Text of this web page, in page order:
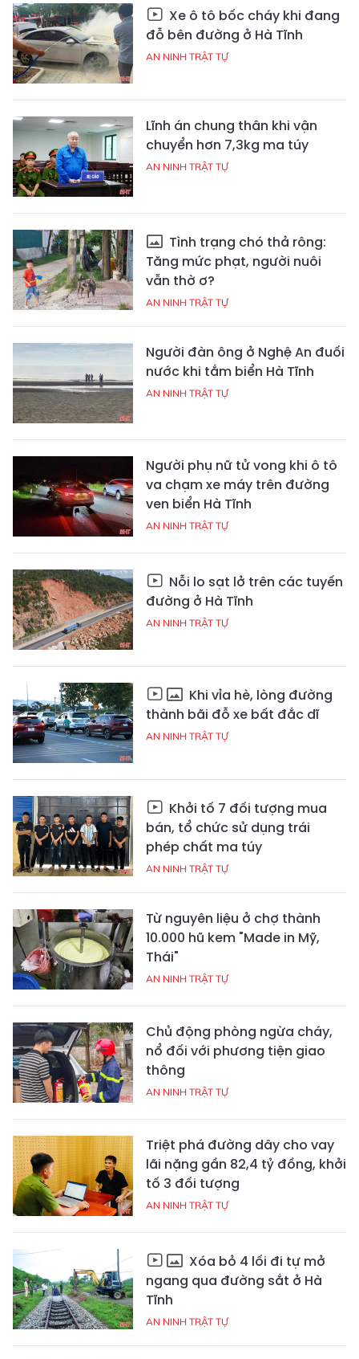
Xe ô tô bốc cháy khi đang
đỗ bên đường ở Hà Tĩnh
AN NINH TRẬT TỰ
Lĩnh án chung thân khi vận
chuyển hơn 7,3kg ma túy
AN NINH TRẬT TỰ
Tình trạng chó thả rông:
Tăng mức phạt, người nuôi
vẫn thờ ơ?
AN NINH TRẬT TỰ
Người đàn ông ở Nghệ An đuối
nước khi tắm biển Hà Tĩnh
AN NINH TRẬT TỰ
Người phụ nữ tử vong khi ô tô
va chạm xe máy trên đường
ven biển Hà Tĩnh
AN NINH TRẬT TỰ
Nỗi lo sạt lở trên các tuyến
đường ở Hà Tĩnh
AN NINH TRẬT TỰ
Khi vỉa hè, lòng đường
thành bãi đỗ xe bất đắc dĩ
AN NINH TRẬT TỰ
Khởi tố 7 đối tượng mua
bán, tổ chức sử dụng trái
phép chất ma túy
AN NINH TRẬT TỰ
Từ nguyên liệu ở chợ thành
10.000 hũ kem "Made in Mỹ,
Thái"
AN NINH TRẬT TỰ
Chủ động phòng ngừa cháy,
nổ đối với phương tiện giao
thông
AN NINH TRẬT TỰ
Triệt phá đường dây cho vay
lãi nặng gần 82,4 tỷ đồng, khởi
tố 3 đối tượng
AN NINH TRẬT TỰ
Xóa bỏ 4 lối đi tự mở
ngang qua đường sắt ở Hà
Tĩnh
AN NINH TRẬT TỰ